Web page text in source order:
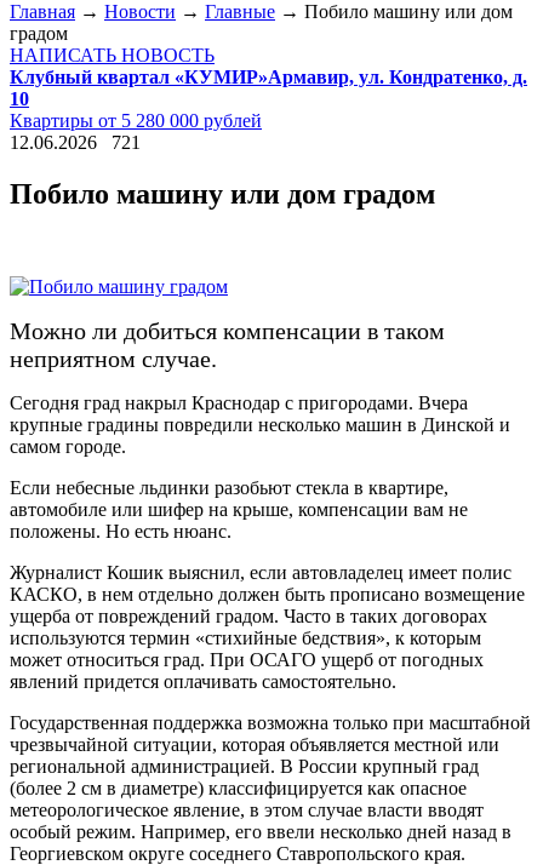
Главная → Новости → Главные → Побило машину или дом
градом
НАПИСАТЬ НОВОСТЬ
Клубный квартал «КУМИР»Армавир, ул. Кондратенко, д.
10
Квартиры от 5 280 000 рублей
12.06.2026
721
Побило машину или дом градом
Можно ли добиться компенсации в таком
неприятном случае.
Сегодня град накрыл Краснодар с пригородами. Вчера
крупные градины повредили несколько машин в Динской и
самом городе.
Если небесные льдинки разобьют стекла в квартире,
автомобиле или шифер на крыше, компенсации вам не
положены. Но есть нюанс.
Журналист Кошик выяснил, если автовладелец имеет полис
КАСКО, в нем отдельно должен быть прописано возмещение
ущерба от повреждений градом. Часто в таких договорах
используются термин «стихийные бедствия», к которым
может относиться град. При ОСАГО ущерб от погодных
явлений придется оплачивать самостоятельно.
Государственная поддержка возможна только при масштабной
чрезвычайной ситуации, которая объявляется местной или
региональной администрацией. В России крупный град
(более 2 см в диаметре) классифицируется как опасное
метеорологическое явление, в этом случае власти вводят
особый режим. Например, его ввели несколько дней назад в
Георгиевском округе соседнего Ставропольского края.